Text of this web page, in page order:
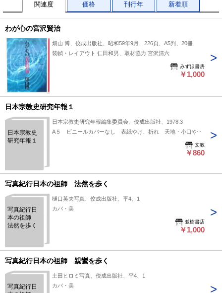
関連度 価格 刊行年 新着順
わが心の宮沢賢治
畑山 博、佼成出版社、昭和59年9月、226頁、A5判、20冊
装幀・レイアウト 仁田和男、取材協力 宮沢清六
みずほ書房
￥1,000
日本宗教史研究年報１
日本宗教史
研究年報１
日本宗教史研究年報編集委員会、佼成出版社、1978.3
A５ ビニールカバーなし 表紙やけ、折れ 天地・小口やけ
文教
￥860
写真紀行日本の祖師 法然を歩く
写真紀行日
本の祖師
法然を歩く
樋口英夫写真、佼成出版社、平4、1
カバ・美
並樹書店
￥1,000
写真紀行日本の祖師 親鸞を歩く
写真紀行日
土田ヒロミ写真、佼成出版社、平4、1
カバ・美